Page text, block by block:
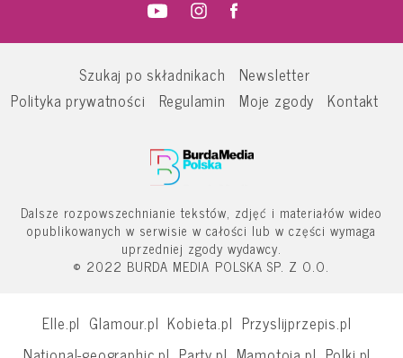
Szukaj po składnikach
Newsletter
Polityka prywatności
Regulamin Moje zgody Kontakt
Dalsze rozpowszechnianie tekstów, zdjęć i materiałów wideo
opublikowanych w serwisie w całości lub w części wymaga
uprzedniej zgody wydawcy.
© 2022 BURDA MEDIA POLSKA SP. Z O.O.
Elle.pl Glamour.pl Kobieta.pl Przyslijprzepis.pl